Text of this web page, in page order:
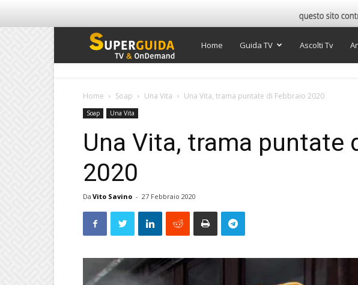
Super
Home Guida TV Ascolti Tv
Home Soap Una Vita Una Vita, trama puntate di Febbraio 2020
Soap Una Vita
Una Vita, trama puntate
2020
Da Vito Savino - 27 Febbraio 2020